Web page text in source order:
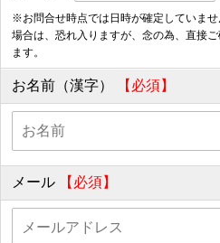
※お問合せ時点では日時が確定していま
場合は、恐れ入りますが、念の為、直接
ます。
お名前（漢字） 【必須】
メール 【必須】